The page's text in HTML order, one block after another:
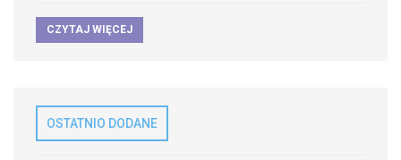
CZYTAJ WIĘCEJ
OSTATNIO DODANE